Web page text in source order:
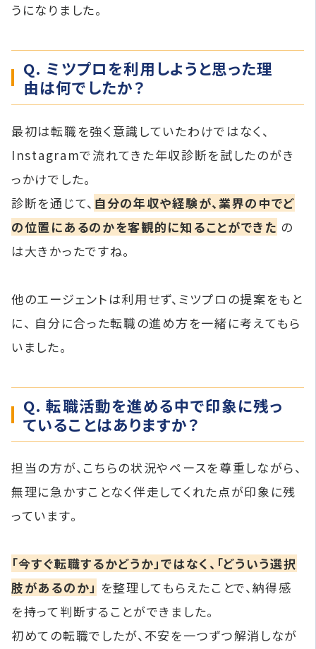
うになりました。
Q. ミツプロを利用しようと思った理
由は何でしたか？
最初は転職を強く意識していたわけではなく、
Instagramで流れてきた年収診断を試したのがき
っかけでした。
診断を通じて、 自分の年収や経験が、業界の中でど
の位置にあるのかを客観的に知ることができた の
は大きかったですね。
他のエージェントは利用せず、ミツプロの提案をもと
に、 自分に合った転職の進め方を一緒に考えてもら
いました。
Q. 転職活動を進める中で印象に残っ
ていることはありますか？
担当の方が、こちらの状況やペースを尊重しながら、
無理に急かすことなく伴走してくれた点が印象に残
っています。
「今すぐ転職するかどうか」ではなく、「どういう選択
肢があるのか」 を整理してもらえたことで、納得感
を持って判断することができました。
初めての転職でしたが、不安を一つずつ解消しなが